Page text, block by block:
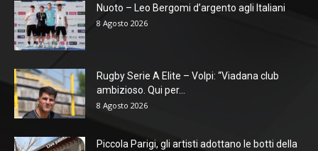
Nuoto – Leo Bergomi d’argento agli Italiani
8 Agosto 2026
Rugby Serie A Elite – Volpi: “Viadana club
ambizioso. Qui per...
8 Agosto 2026
Piccola Parigi, gli artisti adottano le botti della